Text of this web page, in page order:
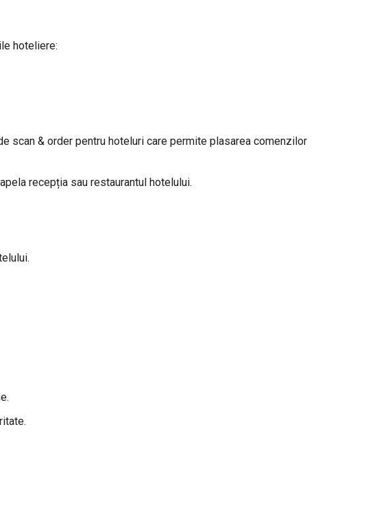
hoteliere:
scan & order pentru hoteluri care permite plasarea comenzilor
recepția sau restaurantul hotelului.